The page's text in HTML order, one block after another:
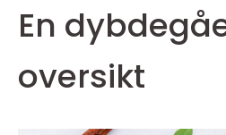
En
oversikt